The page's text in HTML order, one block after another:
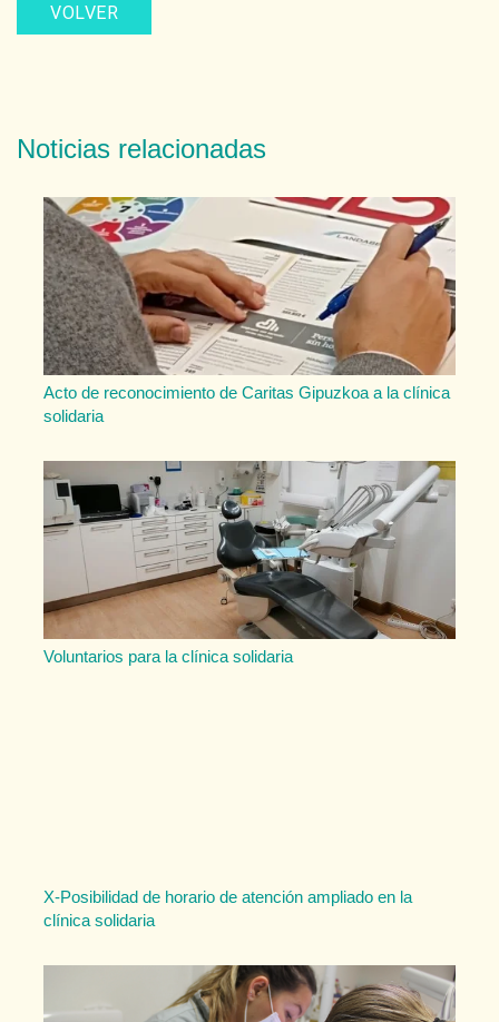
VOLVER
Noticias relacionadas
Acto de reconocimiento de Caritas Gipuzkoa a la clínica
solidaria
Voluntarios para la clínica solidaria
X-Posibilidad de horario de atención ampliado en la
clínica solidaria